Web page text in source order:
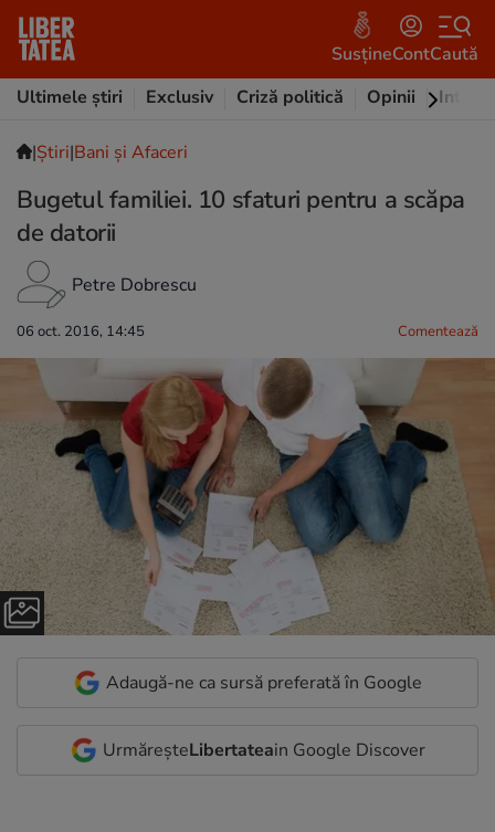
SusțineContCaută
Ultimele știri
Exclusiv Criză politică Opinii
|Ştiri|Bani și Afaceri
Bugetul familiei. 10 sfaturi pentru a scăpa
de datorii
Petre Dobrescu
06 oct. 2016, 14:45 Comentează
Adaugă-ne ca sursă preferată în Google
UrmăreșteLibertateain Google Discover